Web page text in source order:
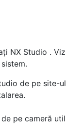
NX Studio .
de pe site-
pe cameră